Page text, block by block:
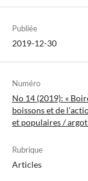
Publiée
2019-12-30
Numéro
No 14 (2019): «
boissons et de
et populaires /
Rubrique
Articles